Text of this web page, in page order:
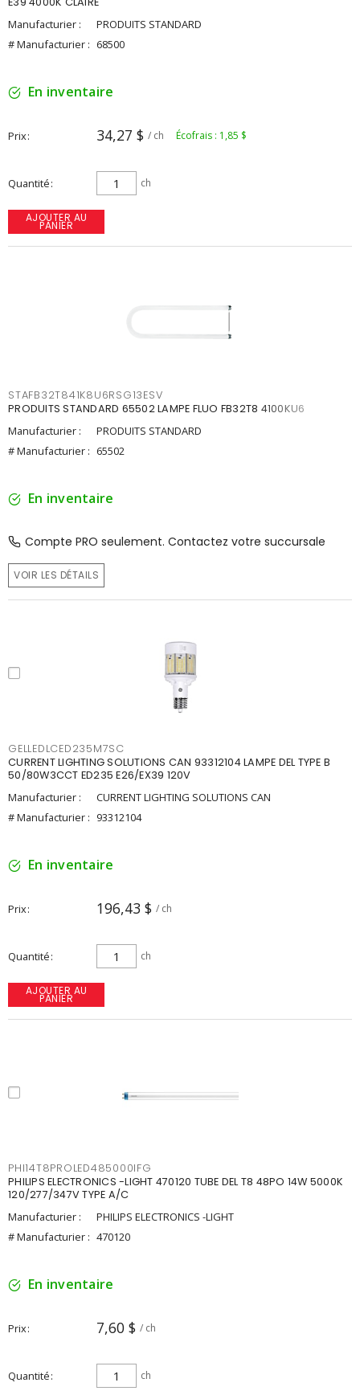
Manufacturier :
PRODUITS STANDARD
# Manufacturier : 68500
En inventaire
Prix 34,27 $ / ch Écofrais : 1,85 $
Quantité ch
AJOUTER AU
PANIER
STAFB32T841K8U6RSG13ESV
PRODUITS STANDARD 65502 LAMPE FLUO FB32T8 4100KU6
Manufacturier :
PRODUITS STANDARD
# Manufacturier : 65502
En inventaire
Compte PRO seulement. Contactez votre succursale
VOIR LES DÉTAILS
GELLEDLCED235M7SC
CURRENT LIGHTING SOLUTIONS CAN 93312104 LAMPE DEL TYPE B
50/80W3CCT ED235 E26/EX39 120V
Manufacturier :
CURRENT LIGHTING SOLUTIONS CAN
# Manufacturier : 93312104
En inventaire
Prix 196,43 $ / ch
Quantité ch
AJOUTER AU
PANIER
PHI14T8PROLED485000IFG
PHILIPS ELECTRONICS -LIGHT 470120 TUBE DEL T8 48PO 14W 5000K
120/277/347V TYPE A/C
Manufacturier :
PHILIPS ELECTRONICS -LIGHT
# Manufacturier : 470120
En inventaire
Prix 7,60 $ / ch
Quantité ch